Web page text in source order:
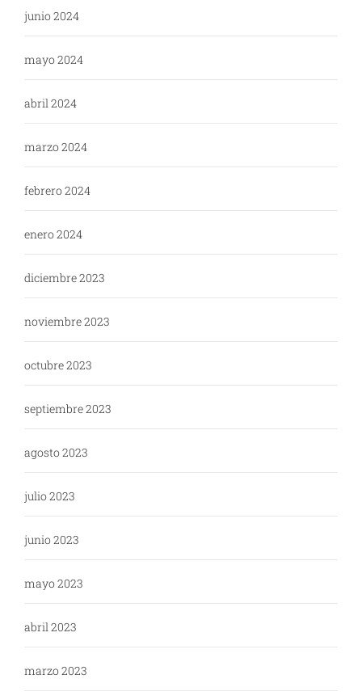
junio 2024
mayo 2024
abril 2024
marzo 2024
febrero 2024
enero 2024
diciembre 2023
noviembre 2023
octubre 2023
septiembre 2023
agosto 2023
julio 2023
junio 2023
mayo 2023
abril 2023
marzo 2023